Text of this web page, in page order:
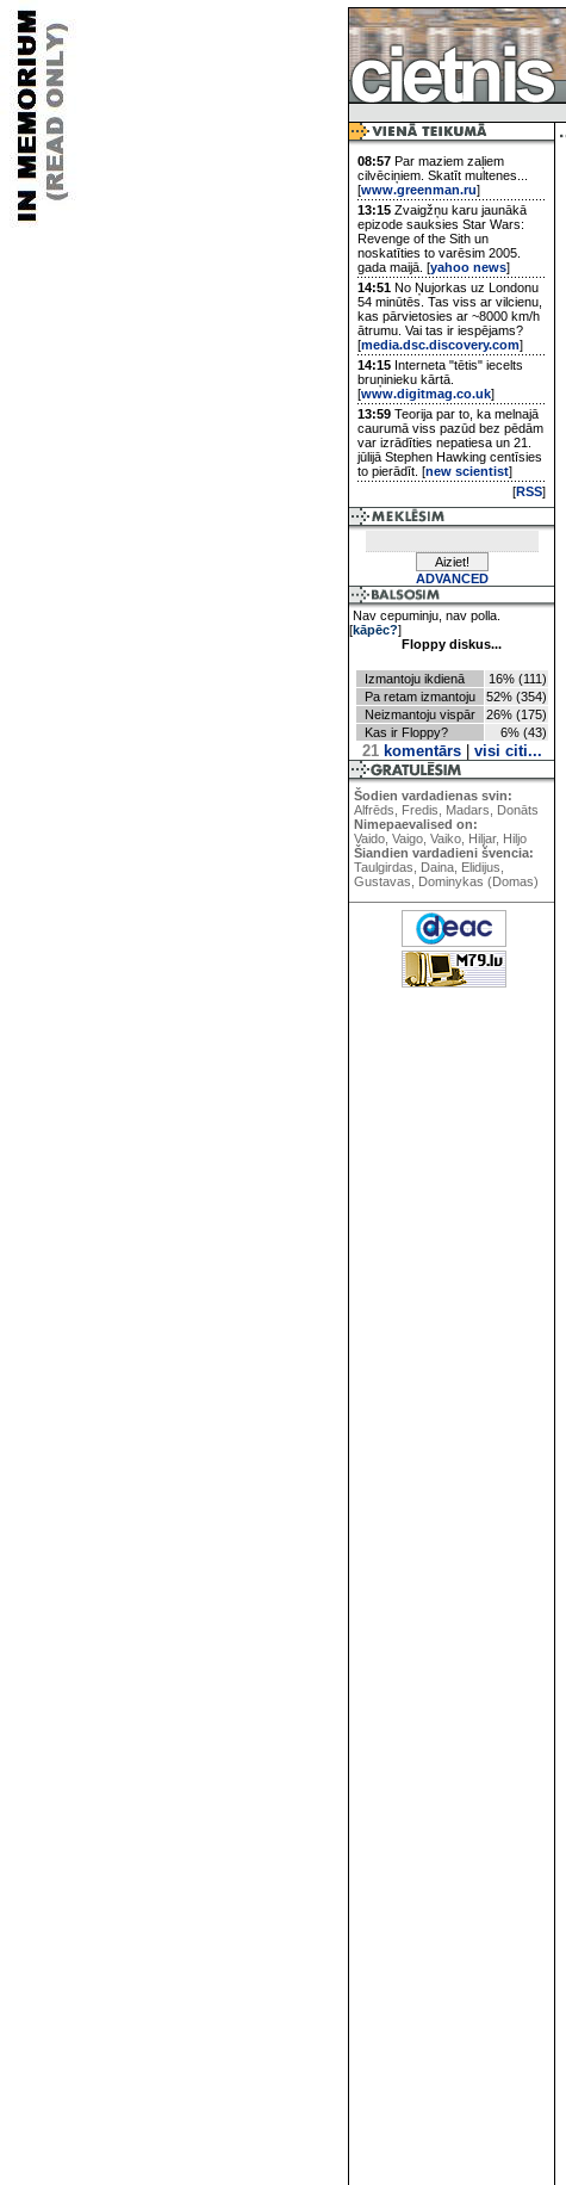
08:57 Par maziem zaļiem
cilvēciņiem. Skatīt multenes...
[www.greenman.ru]
13:15 Zvaigžņu karu jaunākā
epizode sauksies Star Wars:
Revenge of the Sith un
noskatīties to varēsim 2005.
gada maijā. [yahoo news]
14:51 No Ņujorkas uz Londonu
54 minūtēs. Tas viss ar vilcienu,
kas pārvietosies ar ~8000 km/h
ātrumu. Vai tas ir iespējams?
[media.dsc.discovery.com]
14:15 Interneta "tētis" iecelts
bruņinieku kārtā.
[www.digitmag.co.uk]
13:59 Teorija par to, ka melnajā
caurumā viss pazūd bez pēdām
var izrādīties nepatiesa un 21.
jūlijā Stephen Hawking centīsies
to pierādīt. [new scientist]
[RSS]
ADVANCED
Nav cepuminju, nav polla.
[kāpēc?]
Floppy diskus...
Izmantoju ikdienā
16% (111)
Pa retam izmantoju
52% (354)
Neizmantoju vispār
26% (175)
Kas ir Floppy?
6% (43)
21komentārs| visi citi...
Šodien vardadienas svin:
Alfrēds, Fredis, Madars, Donāts
Nimepaevalised on:
Vaido, Vaigo, Vaiko, Hiljar, Hiljo
Šiandien vardadieni švencia:
Taulgirdas, Daina, Elidijus,
Gustavas, Dominykas (Domas)